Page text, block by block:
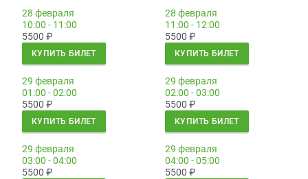
28 февраля
10:00 - 11:00
5500 ₽
КУПИТЬ БИЛЕТ
28 февраля
11:00 - 12:00
5500 ₽
КУПИТЬ БИЛЕТ
29 февраля
01:00 - 02:00
5500 ₽
КУПИТЬ БИЛЕТ
29 февраля
02:00 - 03:00
5500 ₽
КУПИТЬ БИЛЕТ
29 февраля
03:00 - 04:00
5500 ₽
29 февраля
04:00 - 05:00
5500 ₽